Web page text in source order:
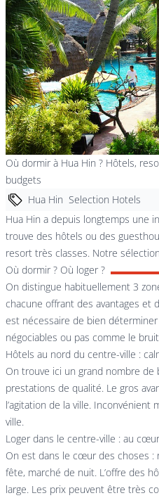
Où dormir à Hua Hin ? Hôtels,
budgets
Hua Hin Selection Hotels
Hua Hin a depuis longtemps une
trouve des hôtels ou des
resort très classes. Notre
Où dormir ? Où loger ?
On distingue habituellement 3
chacune offrant des avantages et
est nécessaire de bien
négociables ou pas comme le
Hôtels au nord du centre-ville :
On trouve ici un grand nombre
prestations de qualité. Le gros
l’agitation de la ville. Inconvénient
ville.
Loger dans le centre-ville : au
On est dans le cœur des choses :
fête, marché de nuit. L’offre des
large. Les prix peuvent être très